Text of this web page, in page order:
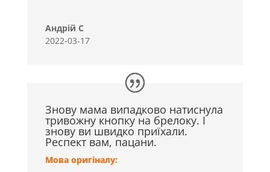
Андрій С
2022-03-17
Знову мама випадково натиснула
тривожну кнопку на брелоку. І
знову ви швидко приїхали.
Респект вам, пацани.
Мова оригіналу: